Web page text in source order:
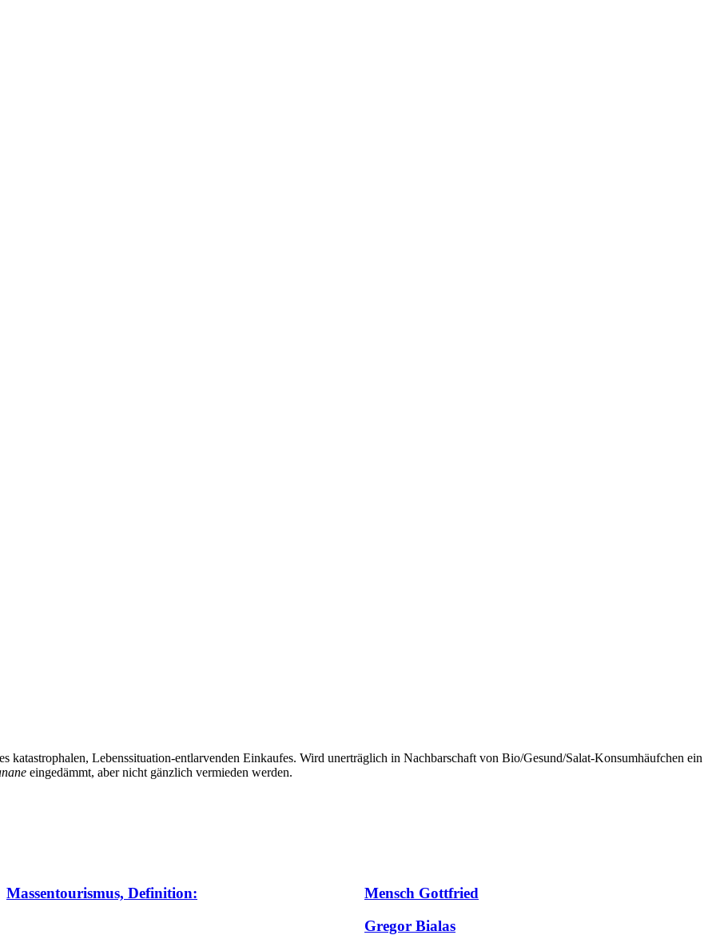
katastrophalen, Lebenssituation-entlarvenden Einkaufes. Wird unerträglich in Nachbarschaft von Bio/Gesund/Salat-Konsumhäufchen ein
eingedämmt, aber nicht gänzlich vermieden werden.
Massentourismus, Definition:
Mensch Gottfried
Gregor Bialas